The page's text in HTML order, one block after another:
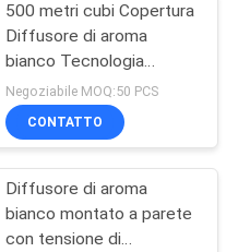
del
51
500 metri cubi Copertura
Diffusore di aroma
bianco Tecnologia
avanzata 30*22.5*10cm
Dimensioni del prodotto
Negoziabile MOQ:50 PCS
CONTATTO
Diffusore di aroma
bianco montato a parete
con tensione di